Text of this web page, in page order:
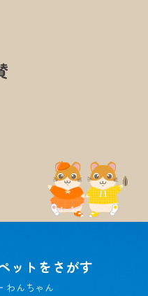
ットをさがす
わんちゃん